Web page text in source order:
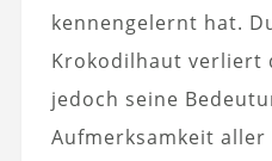
kennengelernt hat.
Krokodilhaut verliert
jedoch seine
Aufmerksamkeit aller